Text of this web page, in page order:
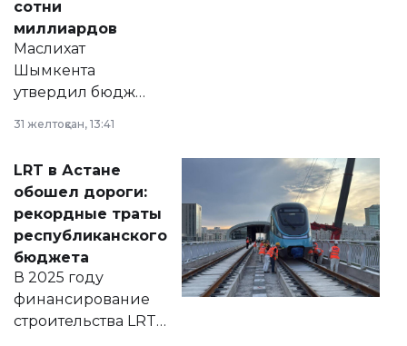
сотни
миллиардов
Маслихат
Шымкента
утвердил бюджет
2028 годы.
документ
появился в базе
нормативных
правовых актов и
на сайте маслихат
города.
31 желтоқсан, 13:41
LRT в Астане
обошел дороги:
рекордные траты
республиканского
бюджета
В 2025 году
финансирование
строительства LRT